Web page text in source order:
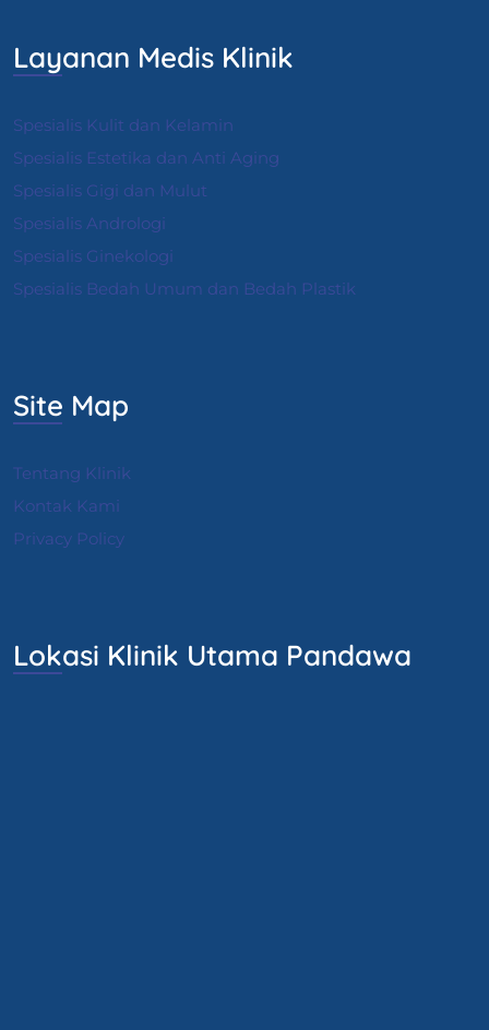
Layanan Medis Klinik
Spesialis Kulit dan Kelamin
Spesialis Estetika dan Anti Aging
Spesialis Gigi dan Mulut
Spesialis Andrologi
Spesialis Ginekologi
Spesialis Bedah Umum dan Bedah Plastik
Site Map
Tentang Klinik
Kontak Kami
Privacy Policy
Lokasi Klinik Utama Pandawa